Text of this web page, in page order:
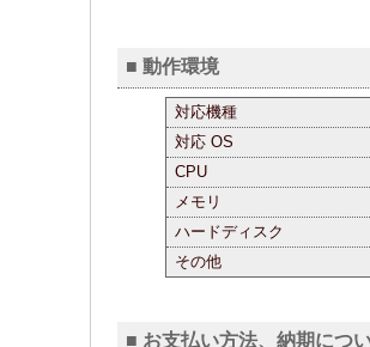
■ 動作環境
対応機種
対応 OS
CPU
メモリ
ハードディスク
その他
■ お支払い方法、納期につ